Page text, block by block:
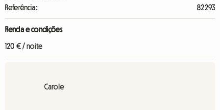
Referência:
82293
Renda e condições
120 € / noite
Carole